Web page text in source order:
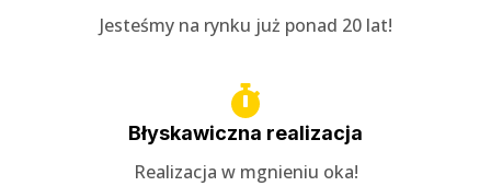
Jesteśmy na rynku już ponad 20 lat!
Błyskawiczna realizacja
Realizacja w mgnieniu oka!